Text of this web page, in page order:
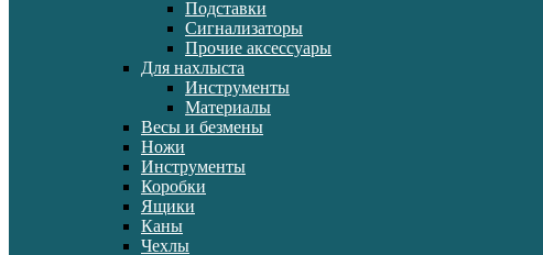
Подставки
Сигнализаторы
Прочие аксессуары
Для нахлыста
Инструменты
Материалы
Весы и безмены
Ножи
Инструменты
Коробки
Ящики
Каны
Чехлы